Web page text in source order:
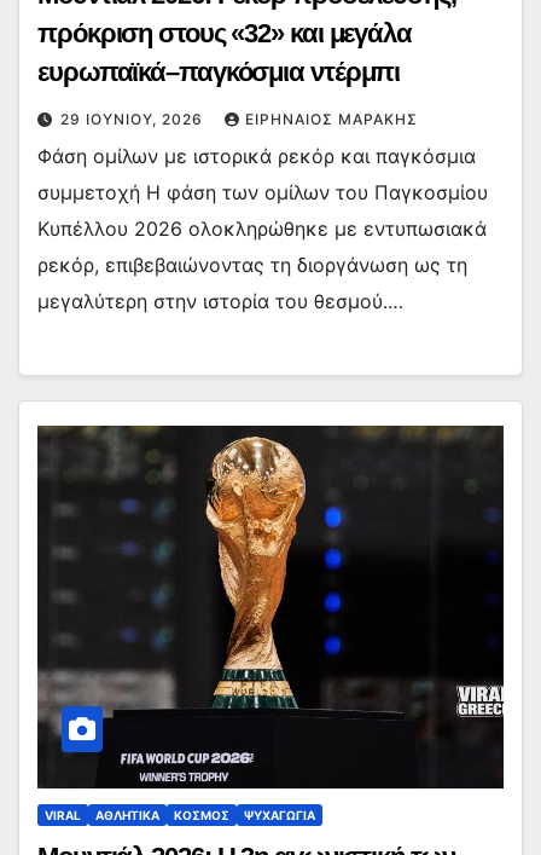
πρόκριση στους «32» και μεγάλα
ευρωπαϊκά–παγκόσμια ντέρμπι
29 ΙΟΥΝΊΟΥ, 2026 ΕΙΡΗΝΑΊΟΣ ΜΑΡΆΚΗΣ
Φάση ομίλων με ιστορικά ρεκόρ και παγκόσμια
συμμετοχή Η φάση των ομίλων του Παγκοσμίου
Κυπέλλου 2026 ολοκληρώθηκε με εντυπωσιακά
ρεκόρ, επιβεβαιώνοντας τη διοργάνωση ως τη
μεγαλύτερη στην ιστορία του θεσμού.…
VIRAL ΑΘΛΗΤΙΚΑ ΚΟΣΜΟΣ ΨΥΧΑΓΩΓΙΑ